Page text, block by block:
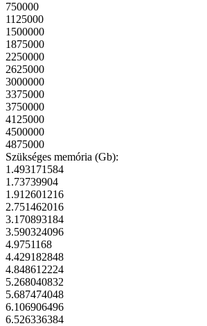
750000
1125000
1500000
1875000
2250000
2625000
3000000
3375000
3750000
4125000
4500000
4875000
Szükséges memória (Gb):
1.493171584
1.73739904
1.912601216
2.751462016
3.170893184
3.590324096
4.9751168
4.429182848
4.848612224
5.268040832
5.687474048
6.106906496
6.526336384